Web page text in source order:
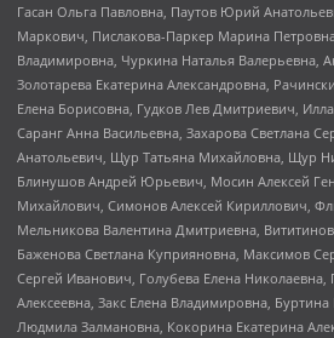
Гасан Ольга Павловна, Паутов Юрий
Маркович, Пислакова-Паркер Марина
Владимировна, Чуркина Наталья Валерьевна,
Золотарева Екатерина Александровна,
Елена Борисовна, Гудков Лев Дмитриевич,
Саранг Анна Васильевна, Захарова Светлана
Анатольевич, Щур Татьяна Михайловна, Щур
Блинушов Андрей Юрьевич, Мосин Алексей
Михайлович, Симонов Алексей Кириллович,
Мельникова Валентина Дмитриевна,
Баженова Светлана Куприяновна, Максимов
Сергей Иванович, Голубева Елена
Алексеевна, Закс Елена Владимировна,
Людмила Залмановна, Кокорина Екатерина